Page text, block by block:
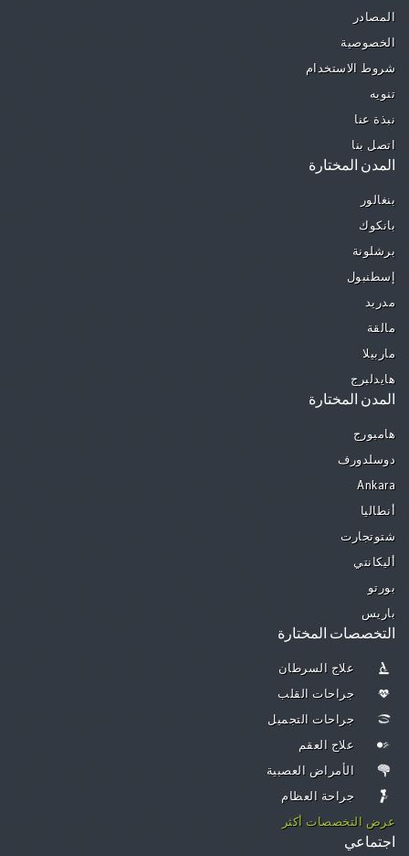
المصادر
الخصوصية
شروط الاستخدام
تنويه
نبذة عنا
اتصل بنا
المدن المختارة
بنغالور
بانكوك
برشلونة
إسطنبول
مدريد
مالقة
ماربيلا
هايدلبرج
المدن المختارة
هامبورج
دوسلدورف
Ankara
أنطاليا
شتوتجارت
أليكانتي
بورتو
باريس
التخصصات المختارة
علاج السرطان
جراحات القلب
جراحات التجميل
علاج العقم
الأمراض العصبية
جراحة العظام
عرض التخصصات أكثر
اجتماعي